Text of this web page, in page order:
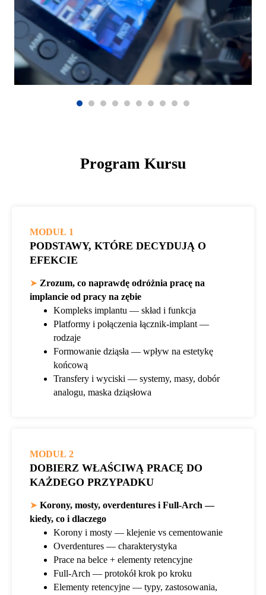
Program Kursu
MODUŁ 1
PODSTAWY, KTÓRE DECYDUJĄ O
EFEKCIE
➤ Zrozum, co naprawdę odróżnia pracę na
implancie od pracy na zębie
Kompleks implantu — skład i funkcja
Platformy i połączenia łącznik-implant —
rodzaje
Formowanie dziąsła — wpływ na estetykę
końcową
Transfery i wyciski — systemy, masy, dobór
analogu, maska dziąsłowa
MODUŁ 2
DOBIERZ WŁAŚCIWĄ PRACĘ DO
KAŻDEGO PRZYPADKU
➤ Korony, mosty, overdentures i Full-Arch —
kiedy, co i dlaczego
Korony i mosty — klejenie vs cementowanie
Overdentures — charakterystyka
Prace na belce + elementy retencyjne
Full-Arch — protokół krok po kroku
Elementy retencyjne — typy, zastosowania,